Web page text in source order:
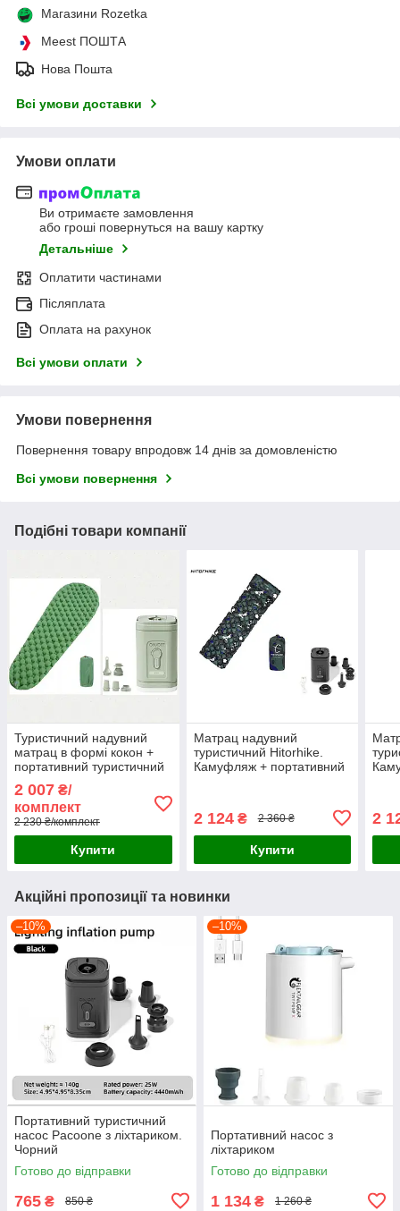
Магазини Rozetka
Meest ПОШТА
Нова Пошта
Всі умови доставки
Умови оплати
Ви отримаєте замовлення
або гроші повернуться на вашу картку
Детальніше
Оплатити частинами
Післяплата
Оплата на рахунок
Всі умови оплати
Умови повернення
Повернення товару впродовж 14 днів за домовленістю
Всі умови повернення
Подібні товари компанії
Туристичний надувний
матрац в формі кокон +
портативний туристичний
Зелений
2 007 ₴/
комплект
2 230 ₴/комплект
Купити
Матрац надувний
туристичний Hitorhike.
Камуфляж + портативний
2 124₴ 2 360 ₴
Купити
2
Акційні пропозиції та новинки
–10%
Портативний туристичний
насос Pacoone з ліхтариком.
Чорний
Готово до відправки
765 ₴ 850 ₴
–10%
Портативний насос з
ліхтариком
Готово до відправки
1 134 ₴ 1 260 ₴